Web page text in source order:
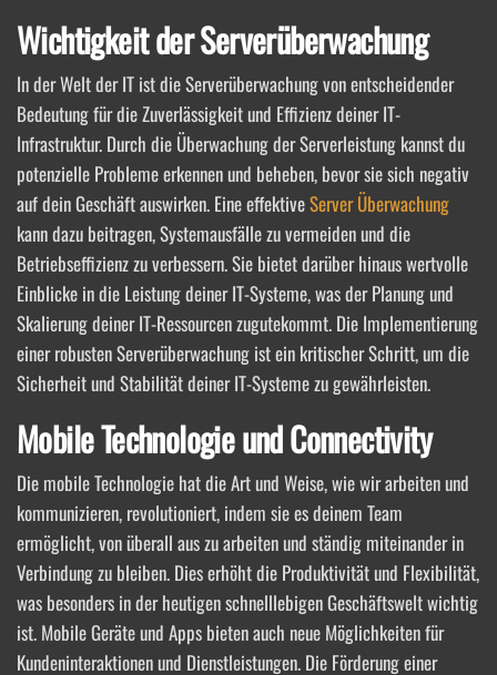
Wichtigkeit der Serverüberwachung
In der Welt der IT ist die Serverüberwachung von entscheidender
Bedeutung für die Zuverlässigkeit und Effizienz deiner IT-
Infrastruktur. Durch die Überwachung der Serverleistung kannst du
potenzielle Probleme erkennen und beheben, bevor sie sich negativ
auf dein Geschäft auswirken. Eine effektiveServer Überwachung
kann dazu beitragen, Systemausfälle zu vermeiden und die
Betriebseffizienz zu verbessern. Sie bietet darüber hinaus wertvolle
Einblicke in die Leistung deiner IT-Systeme, was der Planung und
Skalierung deiner IT-Ressourcen zugutekommt. Die Implementierung
einer robusten Serverüberwachung ist ein kritischer Schritt, um die
Sicherheit und Stabilität deiner IT-Systeme zu gewährleisten.
Mobile Technologie und Connectivity
Die mobile Technologie hat die Art und Weise, wie wir arbeiten und
kommunizieren, revolutioniert, indem sie es deinem Team
ermöglicht, von überall aus zu arbeiten und ständig miteinander in
Verbindung zu bleiben. Dies erhöht die Produktivität und Flexibilität,
was besonders in der heutigen schnelllebigen Geschäftswelt wichtig
ist. Mobile Geräte und Apps bieten auch neue Möglichkeiten für
Kundeninteraktionen und Dienstleistungen. Die Förderung einer